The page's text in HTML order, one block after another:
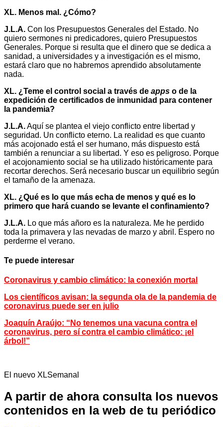
XL. Menos mal. ¿Cómo?
J.L.A. Con los Presupuestos Generales del Estado. No
quiero sermones ni predicadores, quiero Presupuestos
Generales. Porque si resulta que el dinero que se dedica a
sanidad, a universidades y a investigación es el mismo,
estará claro que no habremos aprendido absolutamente
nada.
XL. ¿Teme el control social a través de apps o de la
expedición de certificados de inmunidad para contener
la pandemia?
J.L.A.Aquí se plantea el viejo conflicto entre libertad y
seguridad. Un conflicto eterno. La realidad es que cuanto
más acojonado está el ser humano, más dispuesto está
también a renunciar a su libertad. Y eso es peligroso. Porque
el acojonamiento social se ha utilizado históricamente para
recortar derechos. Será necesario buscar un equilibrio según
el tamaño de la amenaza.
XL. ¿Qué es lo que más echa de menos y qué es lo
primero que hará cuando se levante el confinamiento?
J.L.A. Lo que más añoro es la naturaleza. Me he perdido
toda la primavera y las nevadas de marzo y abril. Espero no
perderme el verano.
Te puede interesar
Coronavirus y cambio climático: la conexión mortal
Los científicos avisan: la segunda ola de la pandemia de
coronavirus puede ser en julio
Joaquín Araújo: “No tenemos una vacuna contra el
coronavirus, pero sí contra el cambio climático: ¡el
árbol!”
El nuevo XLSemanal
A partir de ahora consulta los nuevos
contenidos en la web de tu periódico